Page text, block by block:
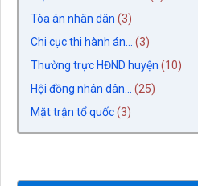
Tòa án nhân dân (3)
Chi cục thi hành án...
(3)
Thường trực HĐND huyện (10)
Hội đồng nhân dân...
(25)
Mặt trận tổ quốc(3)